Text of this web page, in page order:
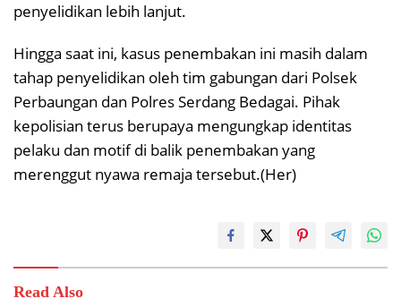
penyelidikan lebih lanjut.
Hingga saat ini, kasus penembakan ini masih dalam
tahap penyelidikan oleh tim gabungan dari Polsek
Perbaungan dan Polres Serdang Bedagai. Pihak
kepolisian terus berupaya mengungkap identitas
pelaku dan motif di balik penembakan yang
merenggut nyawa remaja tersebut.(Her)
Read Also